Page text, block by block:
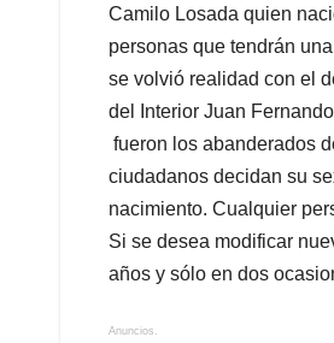
A
p
p
o
o
k
d
I
n
Camilo Losada quien
personas que tendrán
se volvió realidad con el
del Interior Juan
fueron los abanderados
ciudadanos decidan su
nacimiento. Cualquier
Si se desea modificar
años y sólo en dos
Anuncios.